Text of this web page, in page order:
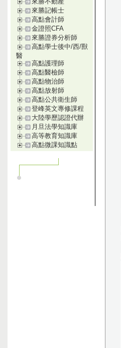
來勝記帳士
高點會計師
金證照CFA
來勝證券分析師
高點學士後中/西/獸
醫
高點護理師
高點醫檢師
高點物治師
高點放射師
高點公共衛生師
登峰英文專修課程
大陸學歷認證代辦
月旦法學知識庫
高等教育知識庫
高點微課知識點